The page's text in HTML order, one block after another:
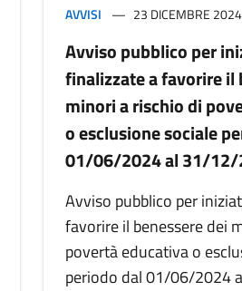
AVVISI 23 DICEMBRE 2024
Avviso pubblico per
finalizzate a favorire il
minori a rischio di
o esclusione sociale
01/06/2024 al 31/
Avviso pubblico per
favorire il benessere dei
povertà educativa o
periodo dal 01/06/2024